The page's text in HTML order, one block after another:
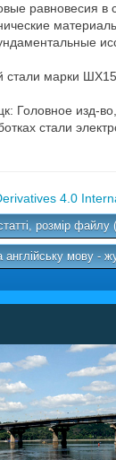
равновесия
стали марки
Головное изд-
стали
4.0
розмір файлу
мову -